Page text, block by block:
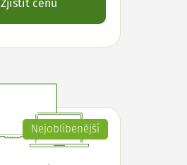
Zjistit cenu
Nejoblíbenější